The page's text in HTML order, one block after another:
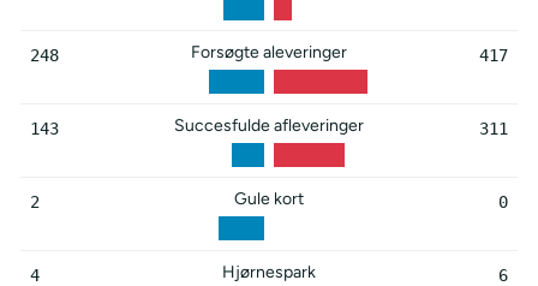
248 Forsøgte aleveringer 417
143 Succesfulde afleveringer 311
2 Gule kort 0
4 Hjørnespark 6